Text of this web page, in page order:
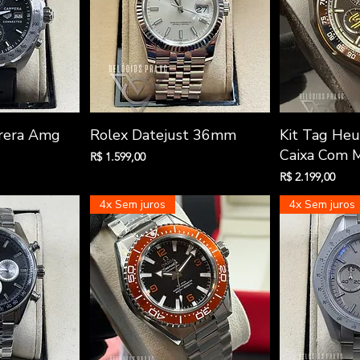
rápidaAmg Visualização rápida
Rolex Datejust 36mm
Preço
R$ 1.599,00
Kit Tag
Caixa Com
Preço
R$ 2.199,00
4x Sem juros 4x Sem juros